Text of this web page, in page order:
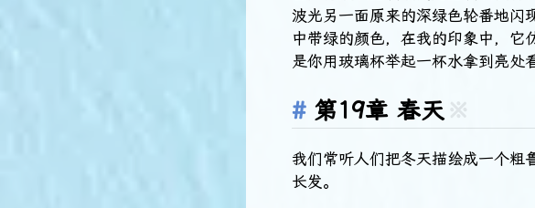
波光另一面原来的深绿色轮番地闪
中带绿的颜色，在我的印象中，它
是你用玻璃杯举起一杯水拿到亮处
第19章 春天
我们常听人们把冬天描绘成一个粗
长发。